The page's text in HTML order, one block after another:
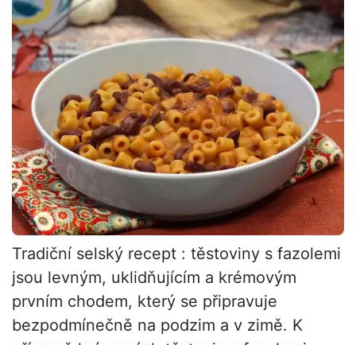
Tradiční selský recept : těstoviny s fazolemi
jsou levným, uklidňujícím a krémovým
prvním chodem, který se připravuje
bezpodmínečně na podzim a v zimě. K